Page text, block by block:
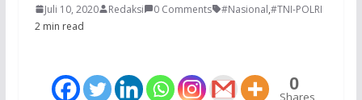
Juli 10, 2020 Redaksi 0 Comments #Nasional,#TNI-POLRI
2 min read
0
Shares